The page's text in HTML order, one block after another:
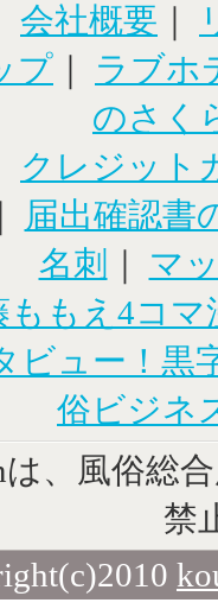
会社概要 ｜
プ ｜ ラブホ
のさく
クレジット
｜
届出確認書
名刺
｜ マ
ももえ4コマ
ビュー！黒
俗ビジネ
、風俗総
禁